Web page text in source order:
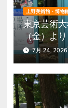
上野美術館・博物
東京芸術
（金）よ
の夏、藝
園 美術
7月 24,